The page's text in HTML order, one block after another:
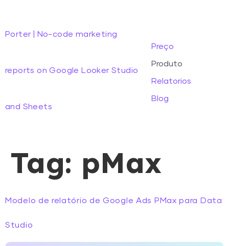
Porter | No-code marketing
reports on Google Looker Studio
and Sheets
Preço
Produto
Relatorios
Blog
Tag: pMax
Modelo de relatório de Google Ads PMax para Data
Studio